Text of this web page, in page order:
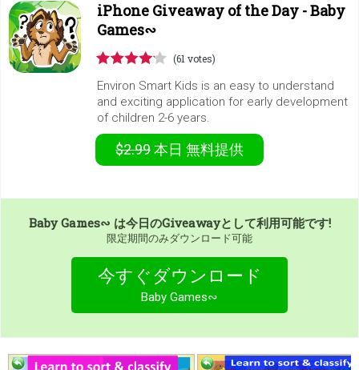
iPhone Giveaway of the Day -Baby
Games∾
(61 votes)
Environ Smart Kids is an easy to understand
and exciting application for early development
of children 2-6 years.
$2.99本日 無料提供
Baby Games∾ は今日のGiveawayとして利用可能です!
限定期間のみダウンロード可能
今すぐダウンロード
Baby Games∾